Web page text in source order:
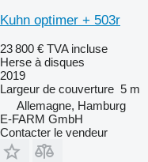
Kuhn optimer + 503r
23 800 € TVA incluse
Herse à disques
2019
Largeur de couverture 5 m
Allemagne, Hamburg
E-FARM GmbH
Contacter le vendeur